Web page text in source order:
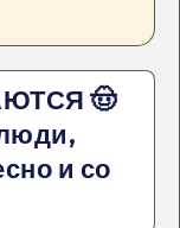
🤠
и со